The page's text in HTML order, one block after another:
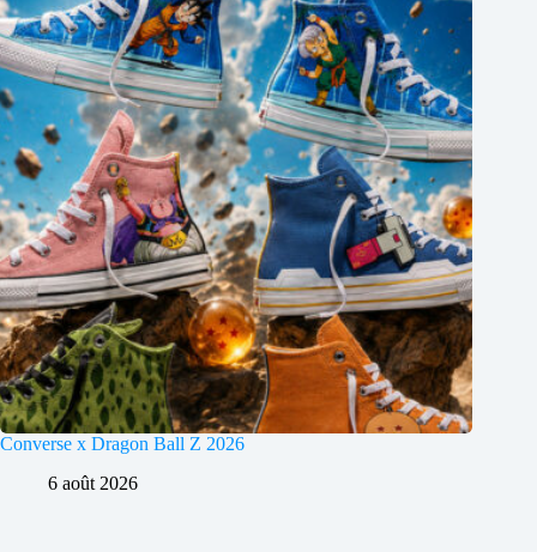
Converse x Dragon Ball Z 2026
6 août 2026